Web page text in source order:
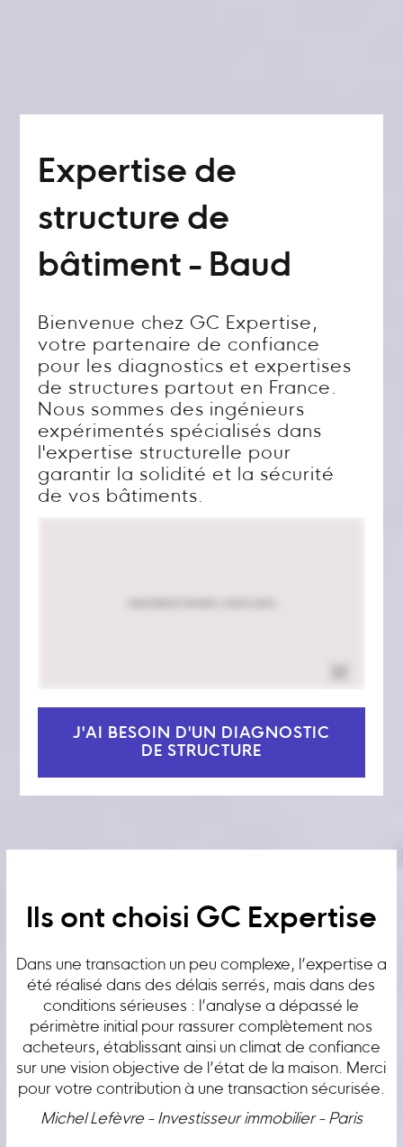
Expertise de
structure de
bâtiment - Baud
Bienvenue chez GC Expertise,
votre partenaire de confiance
pour les diagnostics et expertises
de structures partout en France.
Nous sommes des ingénieurs
expérimentés spécialisés dans
l'expertise structurelle pour
garantir la solidité et la sécurité
de vos bâtiments.
J'AI BESOIN D'UN DIAGNOSTIC
DE STRUCTURE
Ils ont choisi GC Expertise
Dans une transaction un peu complexe, l’expertise a
été réalisé dans des délais serrés, mais dans des
conditions sérieuses : l’analyse a dépassé le
périmètre initial pour rassurer complètement nos
acheteurs, établissant ainsi un climat de confiance
sur une vision objective de l’état de la maison. Merci
pour votre contribution à une transaction sécurisée.
Michel Lefèvre - Investisseur immobilier - Paris